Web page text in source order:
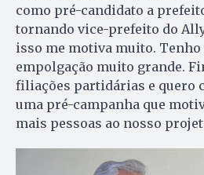
como pré-candidato a
tornando vice-prefeito do
isso me motiva muito.
empolgação muito grande.
filiações partidárias e quero
uma pré-campanha que
mais pessoas ao nosso